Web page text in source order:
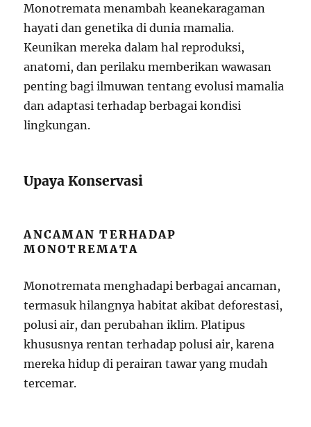
Monotremata menambah keanekaragaman
hayati dan genetika di dunia mamalia.
Keunikan mereka dalam hal reproduksi,
anatomi, dan perilaku memberikan wawasan
penting bagi ilmuwan tentang evolusi mamalia
dan adaptasi terhadap berbagai kondisi
lingkungan.
Upaya Konservasi
ANCAMAN TERHADAP
MONOTREMATA
Monotremata menghadapi berbagai ancaman,
termasuk hilangnya habitat akibat deforestasi,
polusi air, dan perubahan iklim. Platipus
khususnya rentan terhadap polusi air, karena
mereka hidup di perairan tawar yang mudah
tercemar.